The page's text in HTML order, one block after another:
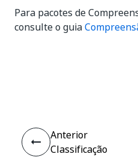
Para pacotes de
consulte o guia
Anterior
Classificação